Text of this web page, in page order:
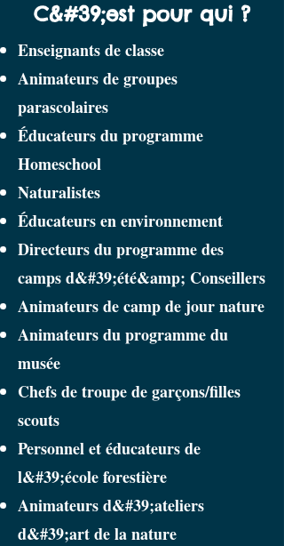
C&#39;est pour qui ?
Enseignants de classe
Animateurs de groupes
parascolaires
Éducateurs du programme
Homeschool
Naturalistes
Éducateurs en environnement
Directeurs du programme des
camps d&#39;été&amp; Conseillers
Animateurs de camp de jour nature
Animateurs du programme du
musée
Chefs de troupe de garçons/filles
scouts
Personnel et éducateurs de
l&#39;école forestière
Animateurs d&#39;ateliers
d&#39;art de la nature